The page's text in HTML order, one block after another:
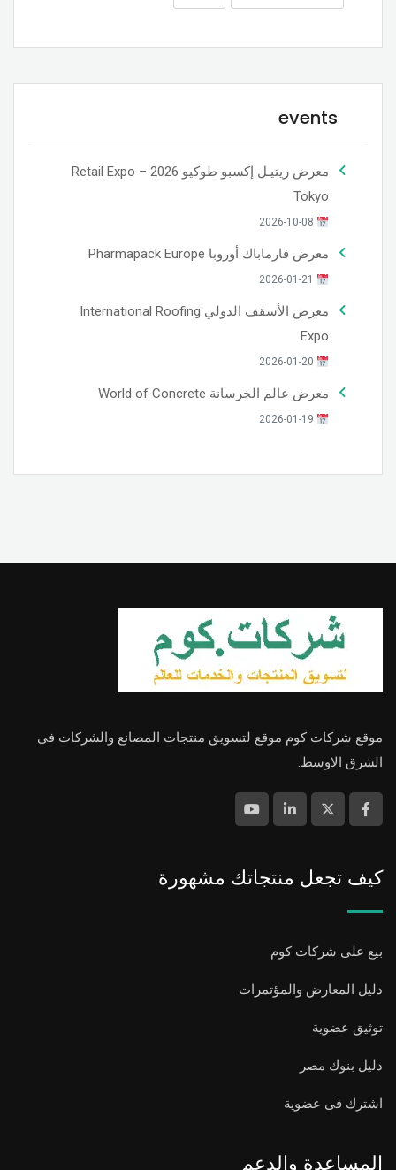
events
معرض ريتيـل إكسبو طوكيو 2026 – Retail Expo
Tokyo
معرض فارماباك أوروبا Pharmapack Europe
معرض الأسقف الدولي International Roofing
Expo
معرض عالم الخرسانة World of Concrete
موقع شركات كوم موقع لتسويق منتجات المصانع والشركات فى
الشرق الاوسط.
كيف تجعل منتجاتك مشهورة
بيع على شركات كوم
دليل المعارض والمؤتمرات
توثيق عضوية
دليل بنوك مصر
اشترك فى عضوية
المساعدة والدعم